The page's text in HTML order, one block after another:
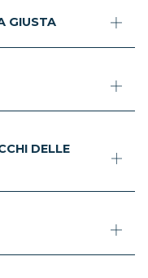
GIUSTA
DELLE